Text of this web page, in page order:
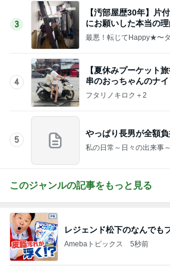
4
【夏休みプーケット
串のおっちゃんのナイ
い！！
フタリノキロク＋2
5
やっぱり長男が全額
このジャンルの記事をもっと見る
Amebaトピックス 5秒前
リノベ実績豊富な1,190万
Amebaトピックス 2日前